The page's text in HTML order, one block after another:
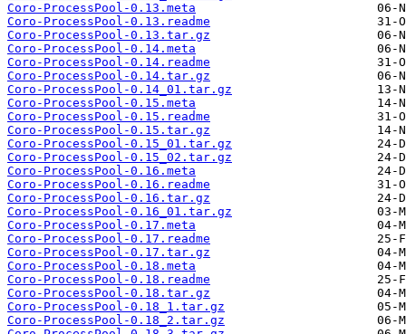
Coro-ProcessPool-0.13.meta
Coro-ProcessPool-0.13.readme
Coro-ProcessPool-0.13.tar.gz
Coro-ProcessPool-0.14.meta
Coro-ProcessPool-0.14.readme
Coro-ProcessPool-0.14.tar.gz
Coro-ProcessPool-0.14_01.tar.gz
Coro-ProcessPool-0.15.meta
Coro-ProcessPool-0.15.readme
Coro-ProcessPool-0.15.tar.gz
Coro-ProcessPool-0.15_01.tar.gz
Coro-ProcessPool-0.15_02.tar.gz
Coro-ProcessPool-0.16.meta
Coro-ProcessPool-0.16.readme
Coro-ProcessPool-0.16.tar.gz
Coro-ProcessPool-0.16_01.tar.gz
Coro-ProcessPool-0.17.meta
Coro-ProcessPool-0.17.readme
Coro-ProcessPool-0.17.tar.gz
Coro-ProcessPool-0.18.meta
Coro-ProcessPool-0.18.readme
Coro-ProcessPool-0.18.tar.gz
Coro-ProcessPool-0.18_1.tar.gz
Coro-ProcessPool-0.18_2.tar.gz